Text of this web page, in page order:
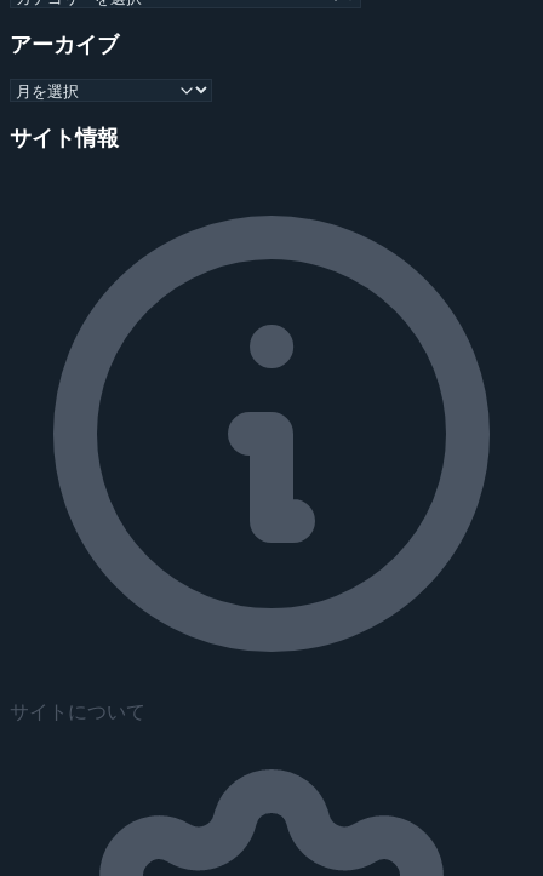
アーカイブ
サイト情報
サイトについて